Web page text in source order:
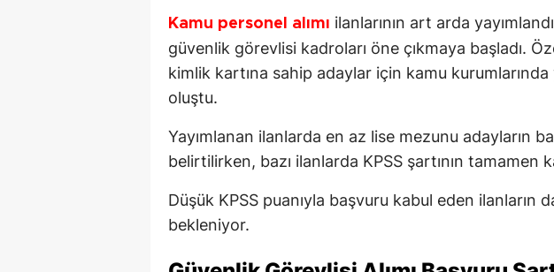
Kamu personel alımı ilanlarının art arda
güvenlik görevlisi kadroları öne çıkmaya başladı.
kimlik kartına sahip adaylar için kamu kurumlarında
oluştu.
Yayımlanan ilanlarda en az lise mezunu adayların
belirtilirken, bazı ilanlarda KPSS şartının tamamen
Düşük KPSS puanıyla başvuru kabul eden ilanların
bekleniyor.